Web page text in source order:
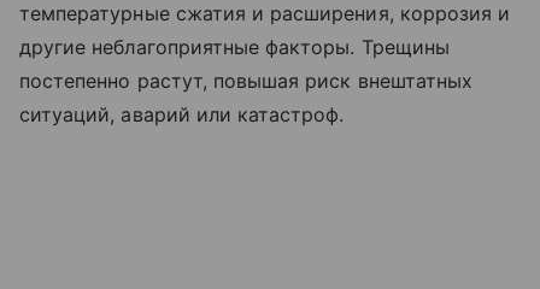
температурные сжатия и расширения, коррозия и
другие неблагоприятные факторы. Трещины
постепенно растут, повышая риск внештатных
ситуаций, аварий или катастроф.